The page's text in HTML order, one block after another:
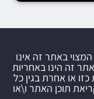
באתר זה אינו
זה הינו באחריות
או אחרת בגין כל
תוכן האתר ו\או